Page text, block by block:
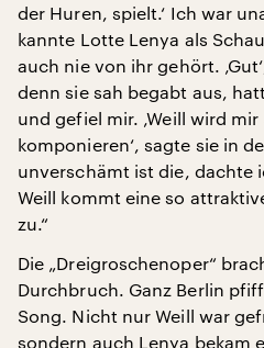
der Huren, spielt.‘ Ich war
kannte Lotte Lenya als
auch nie von ihr gehört.
denn sie sah begabt aus,
und gefiel mir. ‚Weill wird
komponieren‘, sagte sie in
unverschämt ist die, dachte
Weill kommt eine so
zu.“
Die „Dreigroschenoper“
Durchbruch. Ganz Berlin
Song. Nicht nur Weill war
sondern auch Lenya bekam